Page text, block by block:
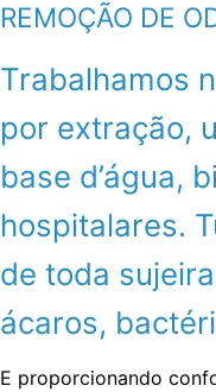
REMOÇÃO DE
Trabalhamos
por extração,
base d’água,
hospitalares.
de toda
ácaros,
E proporcionando